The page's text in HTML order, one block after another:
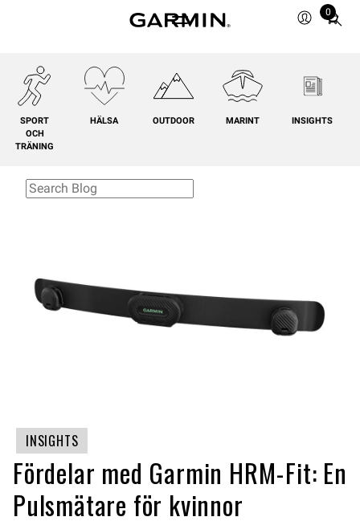
0
Total
0
SPORT
OCH
TRÄNING
HÄLSA OUTDOOR MARINT INSIGHTS
INSIGHTS
Fördelar med Garmin HRM-Fit: En
Pulsmätare för kvinnor